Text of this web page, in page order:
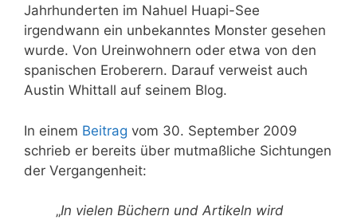
Jahrhunderten im Nahuel Huapi-See
irgendwann ein unbekanntes Monster gesehen
wurde. Von Ureinwohnern oder etwa von den
spanischen Eroberern. Darauf verweist auch
Austin Whittall auf seinem Blog.
In einem Beitrag vom 30. September 2009
schrieb er bereits über mutmaßliche Sichtungen
der Vergangenheit:
„In vielen Büchern und Artikeln wird